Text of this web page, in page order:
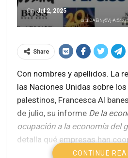
On Jul 2, 2025
xr:d:DAEiNy5Vj-
Share
Con nombres y apellidos. La
las Naciones Unidas sobre
palestinos, Francesca Al
de julio, su informe De la
ocupación a la economía del
detalla qué empresas han
ocupación de territorios en
CONTINUE